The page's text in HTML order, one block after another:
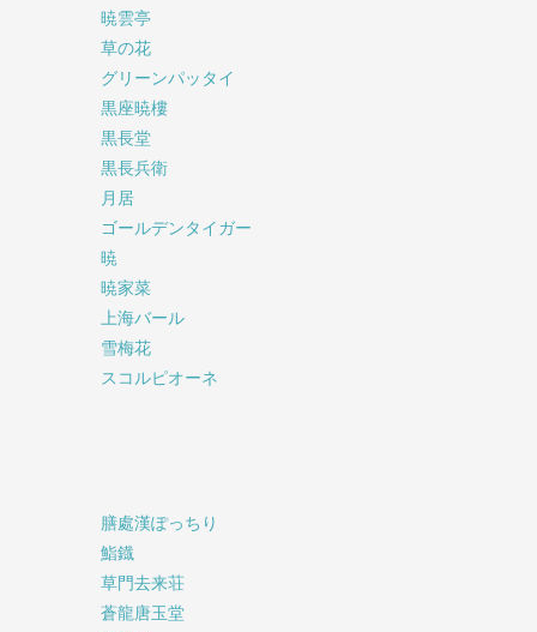
暁雲亭
草の花
グリーンパッタイ
黒座暁樓
黒長堂
黒長兵衛
月居
ゴールデンタイガー
暁
暁家菜
上海バール
雪梅花
スコルピオーネ
膳處漢ぽっちり
鮨鐡
草門去来荘
蒼龍唐玉堂